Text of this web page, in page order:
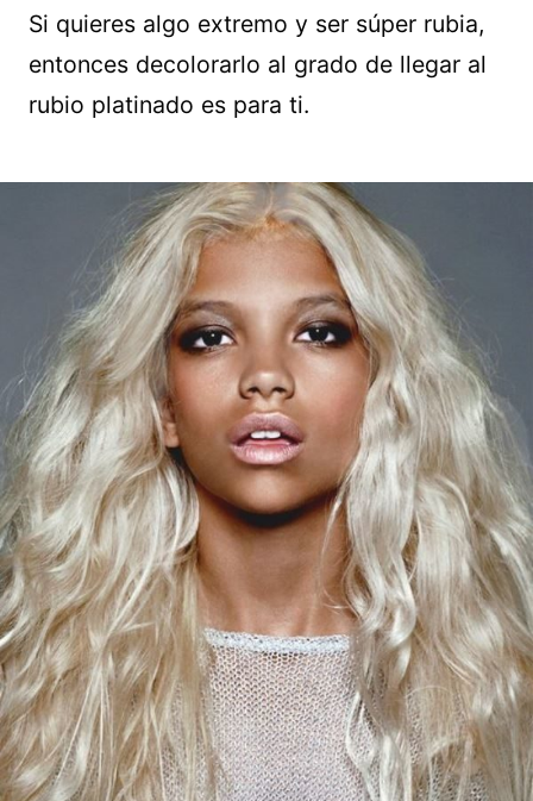
Si quieres algo extremo y ser súper rubia,
entonces decolorarlo al grado de llegar al
rubio platinado es para ti.